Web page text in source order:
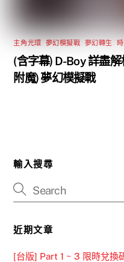
主角光環 夢幻模擬戰 夢幻轉生
(含字幕) D-Boy 詳盡
附魔) 夢幻模擬戰
輸入搜尋
近期文章
[台版] Part 1 ~ 3 限時兌換